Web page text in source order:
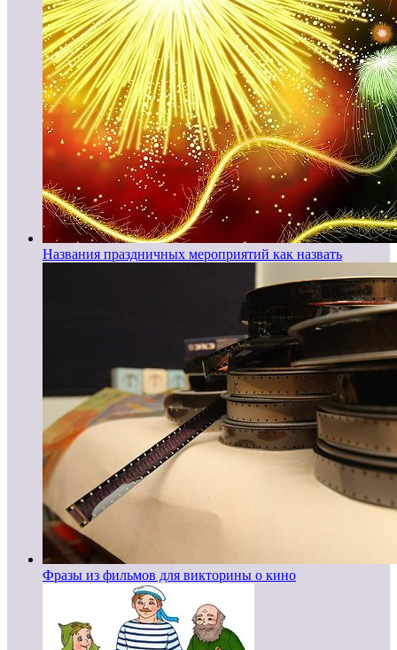
Названия праздничных мероприятий как назвать
Фразы из фильмов для викторины о кино